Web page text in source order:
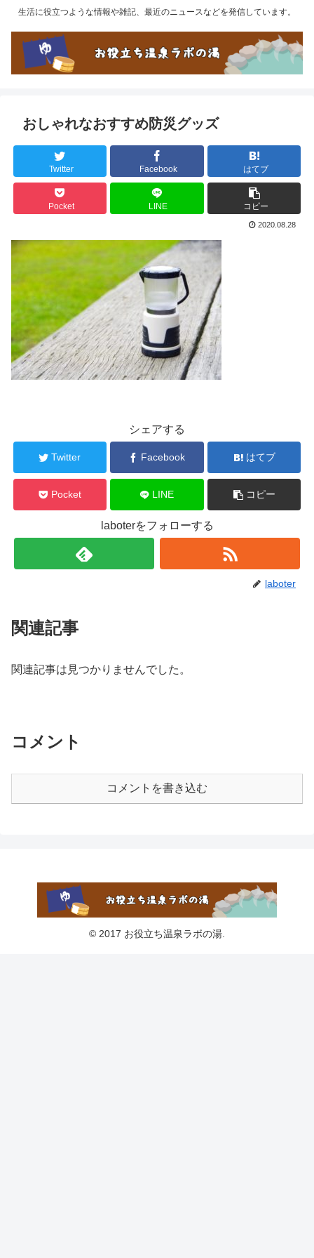
生活に役立つような情報や雑記、最近のニュースなどを発信しています。
おしゃれなおすすめ防災グッズ
Twitter Facebook はてブ
Pocket LINE コピー
2020.08.28
シェアする
Twitter Facebook はてブ
Pocket LINE コピー
laboterをフォローする
laboter
関連記事
関連記事は見つかりませんでした。
コメント
コメントを書き込む
© 2017 お役立ち温泉ラボの湯.